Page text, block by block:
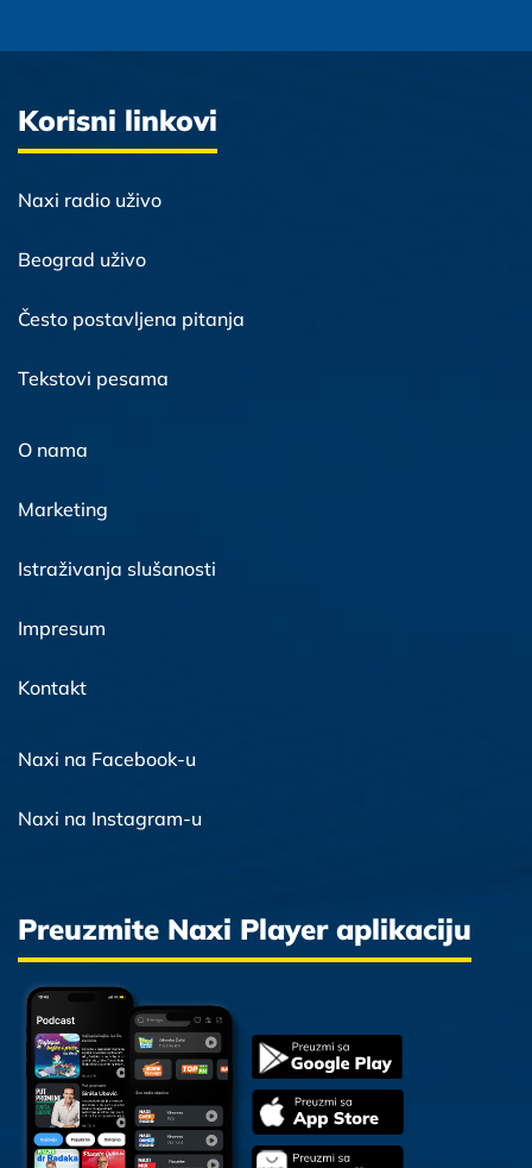
Korisni linkovi
Naxi radio uživo
Beograd uživo
Često postavljena pitanja
Tekstovi pesama
O nama
Marketing
Istraživanja slušanosti
Impresum
Kontakt
Naxi na Facebook-u
Naxi na Instagram-u
Preuzmite Naxi Player aplikaciju